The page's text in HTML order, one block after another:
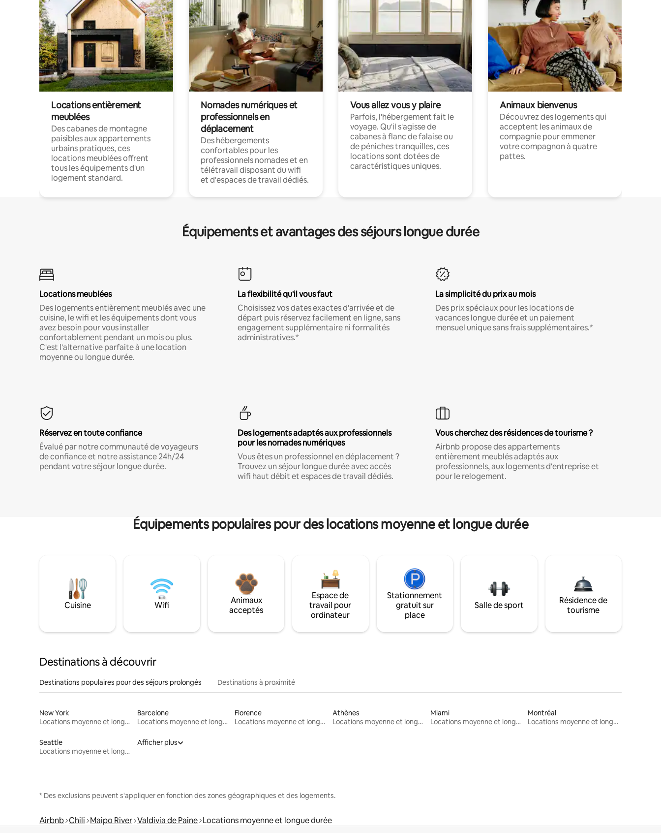
Locations entièrement
meublées
Des cabanes de montagne
paisibles aux appartements
urbains pratiques, ces
locations meublées offrent
tous les équipements d'un
logement standard.
Nomades numériques et
professionnels en
déplacement
Des hébergements
confortables pour les
professionnels nomades et en
télétravail disposant du wifi
et d'espaces de travail dédiés.
Vous allez vous y plaire
Parfois, l'hébergement fait le
voyage. Qu'il s'agisse de
cabanes à flanc de falaise ou
de péniches tranquilles, ces
locations sont dotées de
caractéristiques uniques.
Animaux bienvenus
Découvrez des logements qui
acceptent les animaux de
compagnie pour emmener
votre compagnon à quatre
pattes.
Équipements et avantages des séjours longue durée
Locations meublées
Des logements entièrement meublés avec une
cuisine, le wifi et les équipements dont vous
avez besoin pour vous installer
confortablement pendant un mois ou plus.
C'est l'alternative parfaite à une location
moyenne ou longue durée.
La flexibilité qu'il vous faut
Choisissez vos dates exactes d'arrivée et de
départ puis réservez facilement en ligne, sans
engagement supplémentaire ni formalités
administratives.*
La simplicité du prix au mois
Des prix spéciaux pour les locations de
vacances longue durée et un paiement
mensuel unique sans frais supplémentaires.*
Réservez en toute confiance
Évalué par notre communauté de voyageurs
de confiance et notre assistance 24h/24
pendant votre séjour longue durée.
Des logements adaptés aux professionnels
pour les nomades numériques
Vous êtes un professionnel en déplacement ?
Trouvez un séjour longue durée avec accès
wifi haut débit et espaces de travail dédiés.
Vous cherchez des résidences de tourisme ?
Airbnb propose des appartements
entièrement meublés adaptés aux
professionnels, aux logements d'entreprise et
pour le relogement.
Équipements populaires pour des locations moyenne et longue durée
Cuisine Wifi
Animaux
acceptés
Espace de
travail pour
ordinateur
Stationnement
gratuit sur
place
Salle de sport
Résidence de
tourisme
Destinations à découvrir
Destinations populaires pour des séjours prolongés Destinations à proximité
New York
Locations moyenne et longue durée
Barcelone
Locations moyenne et longue durée
Florence
Locations moyenne et longue durée
Athènes
Locations moyenne et longue durée
Miami
Locations moyenne et longue durée
Montréal
Locations moyenne et longue durée
Seattle
Locations moyenne et longue durée
Afficher plus
* Des exclusions peuvent s'appliquer en fonction des zones géographiques et des logements.
Airbnb Chili Maipo River Valdivia de Paine Locations moyenne et longue durée